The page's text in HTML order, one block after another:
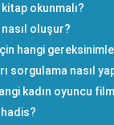
okunmalı?
oluşur?
hangi
sorgulama nasıl
kadın oyuncu